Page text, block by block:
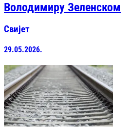
Володимиру Зеленском
Свијет
29.05.2026.